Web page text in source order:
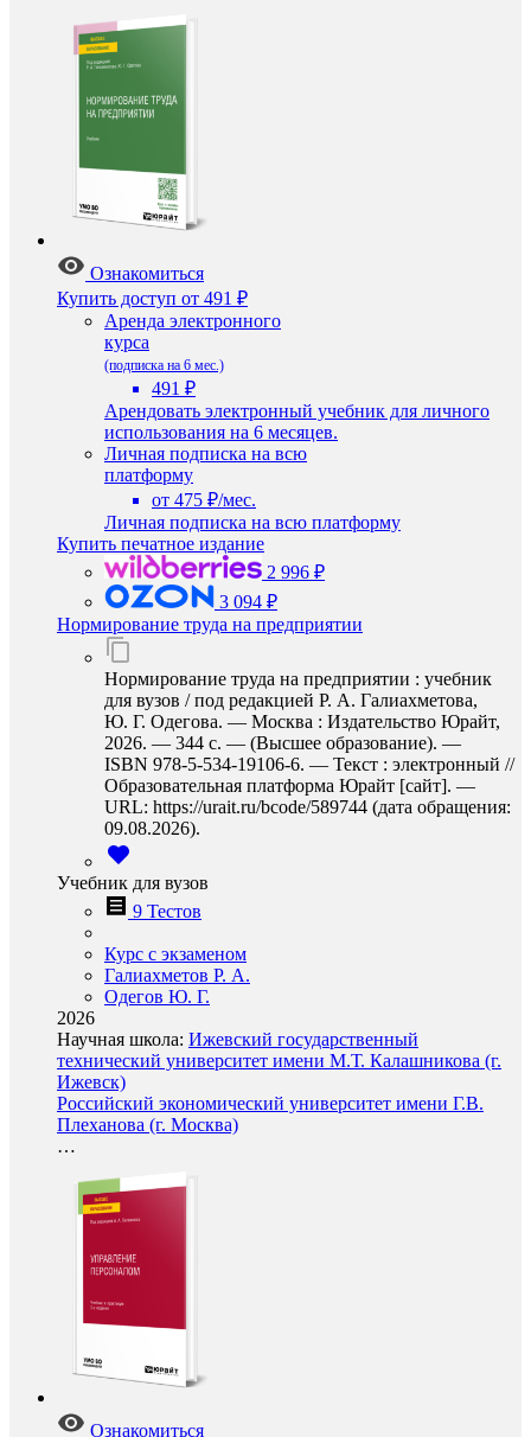
Ознакомиться
Купить доступ от 491 ₽
Аренда электронного
курса
(подписка на 6 мес.)
491 ₽
Арендовать электронный учебник для личного
использования на 6 месяцев.
Личная подписка на всю
платформу
от 475 ₽/мес.
Личная подписка на всю платформу
Купить печатное издание
2 996 ₽
3 094 ₽
Нормирование труда на предприятии
Нормирование труда на предприятии : учебник
для вузов / под редакцией Р. А. Галиахметова,
Ю. Г. Одегова. — Москва : Издательство Юрайт,
2026. — 344 с. — (Высшее образование). —
ISBN 978-5-534-19106-6. — Текст : электронный //
Образовательная платформа Юрайт [сайт]. —
URL: https://urait.ru/bcode/589744 (дата обращения:
09.08.2026).
Учебник для вузов
9 Тестов
Курс с экзаменом
Галиахметов Р. А.
Одегов Ю. Г.
2026
Научная школа: Ижевский государственный
технический университет имени М.Т. Калашникова (г.
Ижевск)
Российский экономический университет имени Г.В.
Плеханова (г. Москва)
…
Ознакомиться